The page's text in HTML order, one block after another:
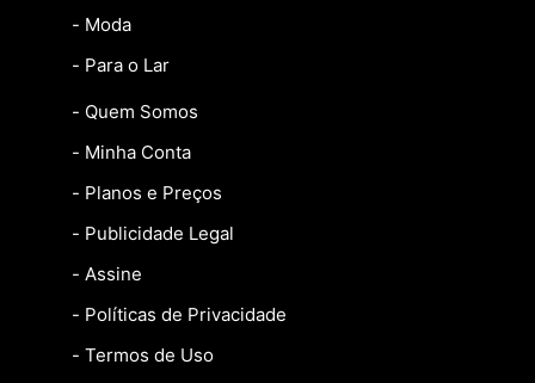
- Moda
- Para o Lar
- Quem Somos
- Minha Conta
- Planos e Preços
- Publicidade Legal
- Assine
- Políticas de Privacidade
- Termos de Uso